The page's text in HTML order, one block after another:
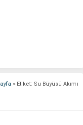
» Etiket: Su Büyüsü Akımı